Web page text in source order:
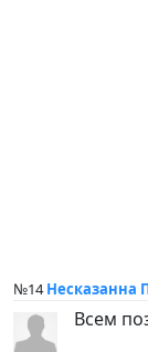
№14Несказанна
Всем